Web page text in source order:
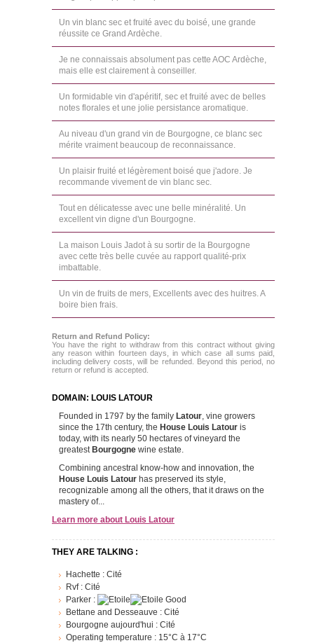
Un vin blanc sec et fruité avec du boisé, une grande
réussite ce Grand Ardèche.
Je ne connaissais absolument pas cette AOC Ardèche,
mais elle est clairement à conseiller.
Un formidable vin d'apéritif, sec et fruité avec de belles
notes florales et une jolie persistance aromatique.
Au niveau d'un grand vin de Bourgogne, ce blanc sec
mérite vraiment beaucoup de reconnaissance.
Un plaisir fruité et légèrement boisé que j'adore. Je
recommande vivement de vin blanc sec.
Tout en délicatesse avec une belle minéralité. Un
excellent vin digne d'un Bourgogne.
La maison Louis Jadot à su sortir de la Bourgogne
avec cette très belle cuvée au rapport qualité-prix
imbattable.
Un vin de fruits de mers, Excellents avec des huitres. A
boire bien frais.
Return and Refund Policy:
You have the right to withdraw from this contract without giving
any reason within fourteen days, in which case all sums paid,
including delivery costs, will be refunded. Beyond this period, no
return or refund is accepted.
DOMAIN: LOUIS LATOUR
Founded in 1797 by the family Latour, vine growers
since the 17th century, the House Louis Latour is
today, with its nearly 50 hectares of vineyard the
greatest Bourgogne wine estate.
Combining ancestral know-how and innovation, the
House Louis Latour has preserved its style,
recognizable among all the others, that it draws on the
mastery of...
Learn more about Louis Latour
THEY ARE TALKING :
Hachette : Cité
Rvf : Cité
Parker :
Good
Bettane and Desseauve : Cité
Bourgogne aujourd'hui : Cité
Operating temperature : 15°C à 17°C